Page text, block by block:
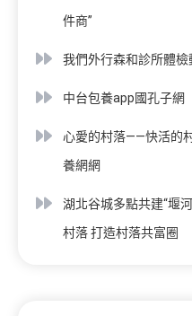
件商”
我們外行森和診所體檢
中台包養app國孔子網
心愛的村落——快活的
養網網
湖北谷城多點共建“堰
村落 打造村落共富圈